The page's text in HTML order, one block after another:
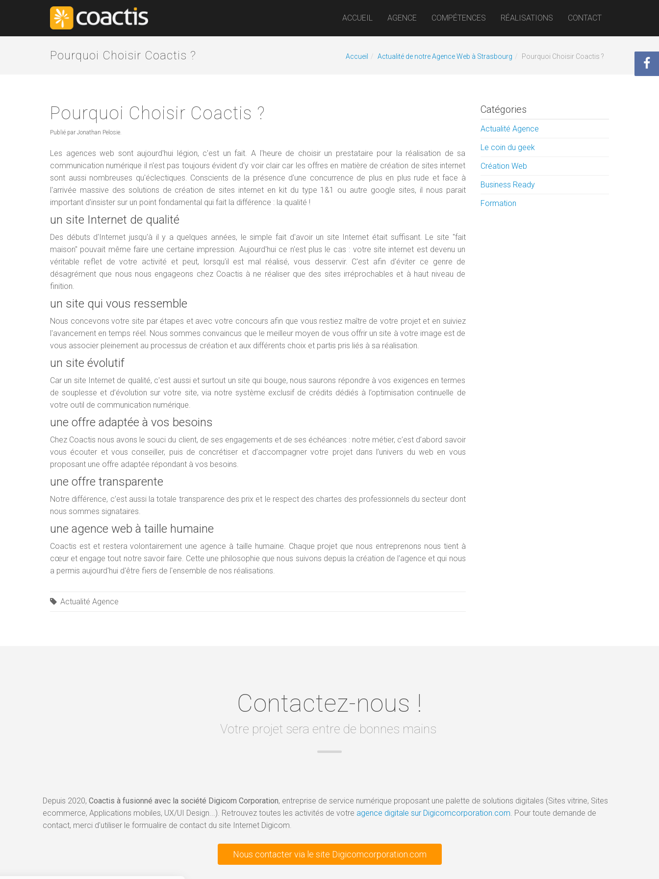
ACCUEIL AGENCE COMPÉTENCES RÉALISATIONS CONTACT
Pourquoi Choisir Coactis ? Accueil Actualité de notre Agence Web à Strasbourg Pourquoi Choisir Coactis ?
Pourquoi Choisir Coactis ?
Publié par Jonathan Pelosie.
Les agences web sont aujourd'hui légion, c'est un fait. A l'heure de choisir un prestataire pour la réalisation de sa
communication numérique il n'est pas toujours évident d'y voir clair car les offres en matière de création de sites internet
sont aussi nombreuses qu'éclectiques. Conscients de la présence d'une concurrence de plus en plus rude et face à
l'arrivée massive des solutions de création de sites internet en kit du type 1&1 ou autre google sites, il nous parait
important d'insister sur un point fondamental qui fait la différence : la qualité !
un site Internet de qualité
Des débuts d'Internet jusqu'à il y a quelques années, le simple fait d'avoir un site Internet était suffisant. Le site "fait
maison" pouvait même faire une certaine impression. Aujourd'hui ce n'est plus le cas : votre site internet est devenu un
véritable reflet de votre activité et peut, lorsqu'il est mal réalisé, vous desservir. C'est afin d'éviter ce genre de
désagrément que nous nous engageons chez Coactis à ne réaliser que des sites irréprochables et à haut niveau de
finition.
un site qui vous ressemble
Nous concevons votre site par étapes et avec votre concours afin que vous restiez maître de votre projet et en suiviez
l'avancement en temps réel. Nous sommes convaincus que le meilleur moyen de vous offrir un site à votre image est de
vous associer pleinement au processus de création et aux différents choix et partis pris liés à sa réalisation.
un site évolutif
Car un site Internet de qualité, c'est aussi et surtout un site qui bouge, nous saurons répondre à vos exigences en termes
de souplesse et d’évolution sur votre site, via notre système exclusif de crédits dédiés à l’optimisation continuelle de
votre outil de communication numérique.
une offre adaptée à vos besoins
Chez Coactis nous avons le souci du client, de ses engagements et de ses échéances : notre métier, c’est d’abord savoir
vous écouter et vous conseiller, puis de concrétiser et d’accompagner votre projet dans l’univers du web en vous
proposant une offre adaptée répondant à vos besoins.
une offre transparente
Notre différence, c’est aussi la totale transparence des prix et le respect des chartes des professionnels du secteur dont
nous sommes signataires.
une agence web à taille humaine
Coactis est et restera volontairement une agence à taille humaine. Chaque projet que nous entreprenons nous tient à
cœur et engage tout notre savoir faire. Cette une philosophie que nous suivons depuis la création de l'agence et qui nous
a permis aujourd'hui d'être fiers de l'ensemble de nos réalisations.
Actualité Agence
Catégories
Actualité Agence
Le coin du geek
Création Web
Business Ready
Formation
Contactez-nous !
Votre projet sera entre de bonnes mains
Depuis 2020, Coactis à fusionné avec la société Digicom Corporation, entreprise de service numérique proposant une palette de solutions digitales (Sites vitrine, Sites
ecommerce, Applications mobiles, UX/UI Design...). Retrouvez toutes les activités de votre agence digitale sur Digicomcorporation.com. Pour toute demande de
contact, merci d'utiliser le formualire de contact du site Internet Digicom.
Nous contacter via le site Digicomcorporation.com